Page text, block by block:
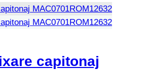
capitonaj